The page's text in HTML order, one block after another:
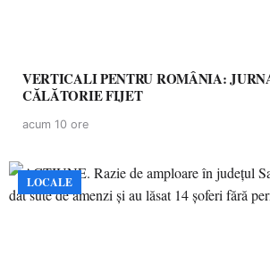
VERTICALI PENTRU ROMÂNIA:
CĂLĂTORIE FIJET
acum 10 ore
LOCALE